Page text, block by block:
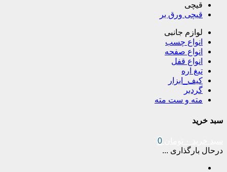
قیچی
قیچی ورق بر
لوازم جانبی
انواع چسب
انواع صفحه
انواع قفل
تیغ اره
کیف_ابزار
گردبر
مته و ست مته
سبد خرید
0
درحال بارگذاری ...